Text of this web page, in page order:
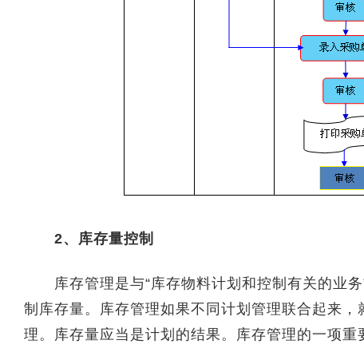
2、库存量控制
库存管理是与“库存物料计划和控制有关的业务
制库存量。库存管理如果不同计划管理联合起来
理。库存量应当是计划的结果。库存管理的一项